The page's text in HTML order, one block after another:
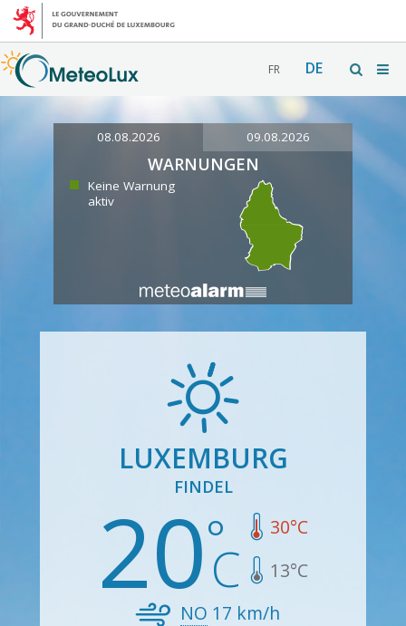
FR DE
08.08.2026 09.08.2026
WARNUNGEN
Keine Warnung
aktiv
LUXEMBURG
FINDEL
20 30°C
13°C
NO 17 km/h